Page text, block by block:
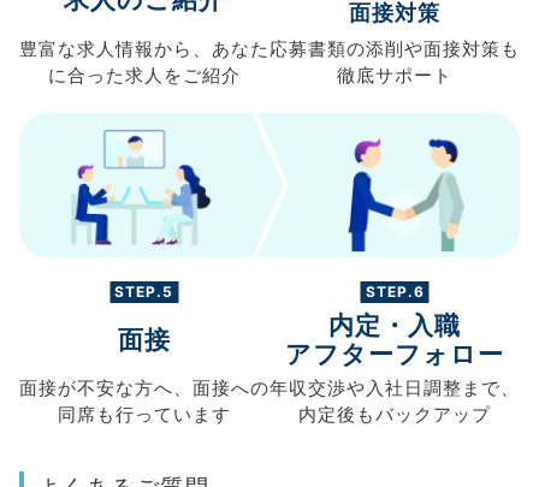
豊富な求人情報から、 あなた
に合った求人を ご紹介
面接対策
応募書類の添削や面接対策も
徹底サポート
STEP.5
面接
面接が不安な方へ、 面接への
同席も行っています
STEP.6
内定・入職
アフターフォロー
年収交渉や入社日調整まで、
内定後もバックアップ